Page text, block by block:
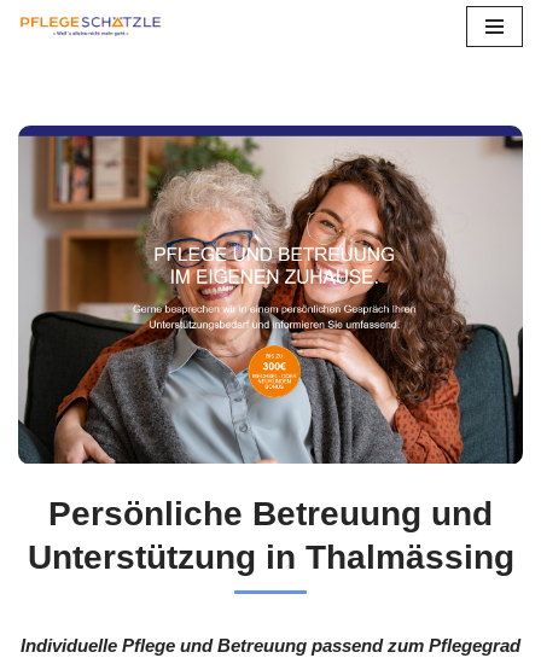
springen
Persönliche Betreuung und
Unterstützung in Thalmässing
Individuelle Pflege und Betreuung passend zum Pflegegrad